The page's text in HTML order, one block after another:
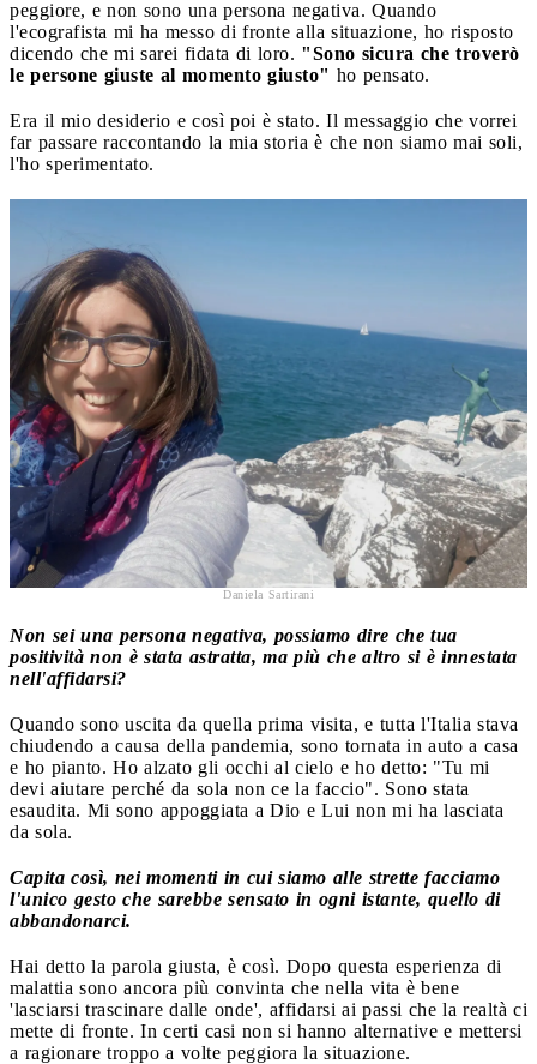
peggiore, e non sono una persona negativa. Quando
l'ecografista mi ha messo di fronte alla situazione, ho risposto
dicendo che mi sarei fidata di loro. "Sono sicura che troverò
le persone giuste al momento giusto" ho pensato.
Era il mio desiderio e così poi è stato. Il messaggio che vorrei
far passare raccontando la mia storia è che non siamo mai soli,
l'ho sperimentato.
Daniela Sartirani
Non sei una persona negativa, possiamo dire che tua
positività non è stata astratta, ma più che altro si è innestata
nell'affidarsi?
Quando sono uscita da quella prima visita, e tutta l'Italia stava
chiudendo a causa della pandemia, sono tornata in auto a casa
e ho pianto. Ho alzato gli occhi al cielo e ho detto: "Tu mi
devi aiutare perché da sola non ce la faccio". Sono stata
esaudita. Mi sono appoggiata a Dio e Lui non mi ha lasciata
da sola.
Capita così, nei momenti in cui siamo alle strette facciamo
l'unico gesto che sarebbe sensato in ogni istante, quello di
abbandonarci.
Hai detto la parola giusta, è così. Dopo questa esperienza di
malattia sono ancora più convinta che nella vita è bene
'lasciarsi trascinare dalle onde', affidarsi ai passi che la realtà ci
mette di fronte. In certi casi non si hanno alternative e mettersi
a ragionare troppo a volte peggiora la situazione.